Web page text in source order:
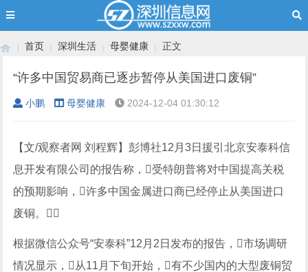
›
首页
›
深圳生活
›
母婴健康
›
正文
“许多中国贸易商已逐步暂停从美国进口废铜”
小鹏 母婴健康 2024-12-04 01:30:12
【文/观察者网 刘程辉】彭博社12月3日援引北京安泰科信
息开发有限公司的报告称，受特朗普将对中国提高关税
的预期影响，许多中国金属进口商已经停止从美国进口
废铜。
根据微信公众号“安泰科”12月2日发布的报告，市场调研
情况显示，从11月下旬开始，有不少国内的大型废铜贸